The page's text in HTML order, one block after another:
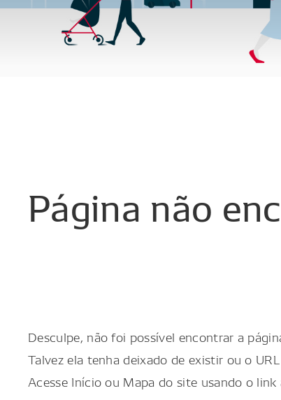
Página não
Desculpe, não foi possível encontrar a
Talvez ela tenha deixado de existir ou o
Acesse Início ou Mapa do site usando o link